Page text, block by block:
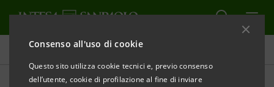
Consenso all'uso di cookie
Questo sito utilizza cookie tecnici e, previo consenso
dell’utente, cookie di profilazione al fine di inviare
Comunicati stampa
STAMPA AGGIORNA